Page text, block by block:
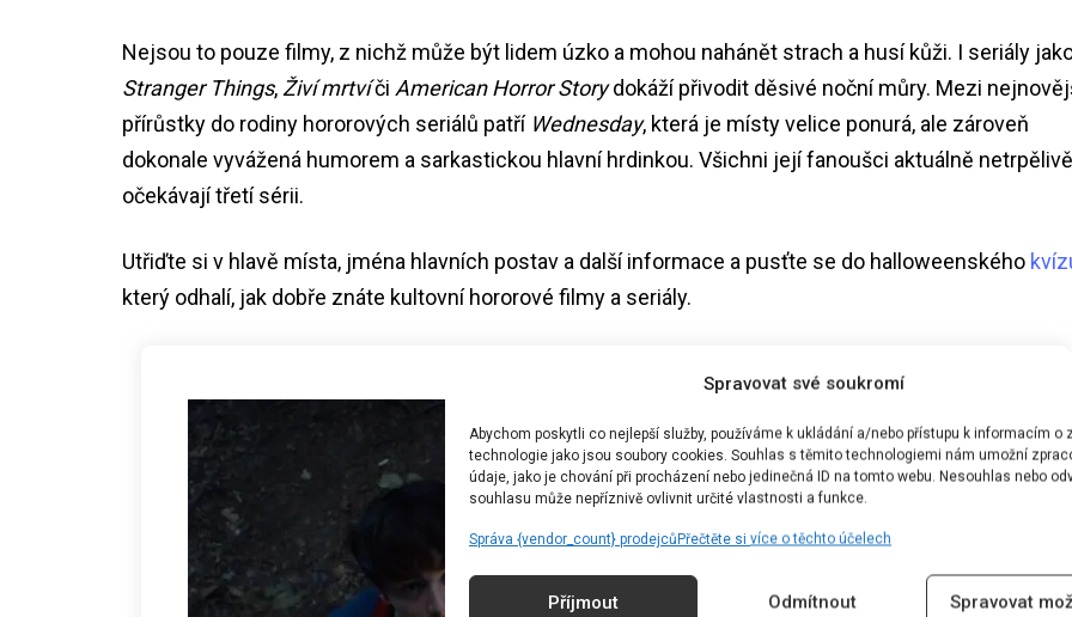
Spravovat své soukromí
Abychom poskytli co nejlepší služby, používáme k ukládání a/nebo přístupu k informacím o
technologie jako jsou soubory cookies. Souhlas s těmito technologiemi nám umožní
údaje, jako je chování při procházení nebo jedinečná ID na tomto webu. Nesouhlas nebo
souhlasu může nepříznivě ovlivnit určité vlastnosti a funkce.
Správa {vendor_count} prodejcůPřečtěte si více o těchto účelech
Příjmout Odmítnout Spravovat
Nejsou to pouze filmy, z nichž může být lidem úzko a mohou nahánět strach a husí kůži. I seriály
Stranger Things, Živí mrtvíči American Horror Storydokáží přivodit děsivé noční můry. Mezi
přírůstky do rodiny hororových seriálů patří Wednesday, která je místy velice ponurá, ale zároveň
dokonale vyvážená humorem a sarkastickou hlavní hrdinkou. Všichni její fanoušci aktuálně netrpělivě
očekávají třetí sérii.
Utřiďte si v hlavě místa, jména hlavních postav a další informace a pusťte se do halloweenského
který odhalí, jak dobře znáte kultovní hororové filmy a seriály.